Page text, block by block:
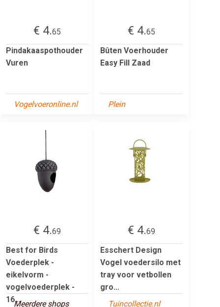
€ 4.65
Pindakaaspothouder
Vuren
Vogelvoeronline.nl
€ 4.65
Bûten Voerhouder
Easy Fill Zaad
Plein
€ 4.69
Best for Birds
Voederplek -
eikelvorm -
vogelvoederplek -
16...Meerdere shops
€ 4.69
Esschert Design
Vogel voedersilo met
tray voor vetbollen
gro...
Tuincollectie.nl